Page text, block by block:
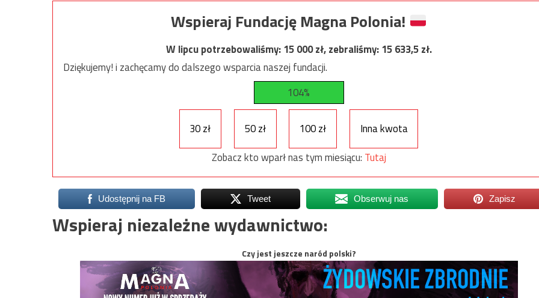
Wspieraj Fundację Magna Polonia!
W lipcu potrzebowaliśmy:15 000zł, zebraliśmy:15 633,5zł.
Dziękujemy! i zachęcamy do dalszego wsparcia naszej fundacji.
104%
30 zł 50 zł 100 zł
Inna kwota
Zobacz kto wparł nas tym miesiącu: Tutaj
Udostępnij na FB Tweet Obserwuj nas Zapisz
Wspieraj niezależne wydawnictwo:
Czy jest jeszcze naród polski?